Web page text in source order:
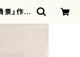
」作品